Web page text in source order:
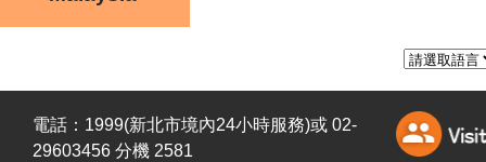
電話：1999(新北市境內24小時服務)或 02-
29603456 分機 2581